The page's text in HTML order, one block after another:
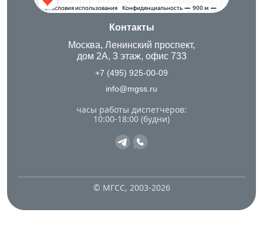
часы работы диспетчеров:
10:00-18:00 (будни)
Контакты
Москва, Ленинский проспект,
дом 2А, 3 этаж, офис 733
+7 (495) 925-00-09
info@mgss.ru
© МГСС, 2003-2026